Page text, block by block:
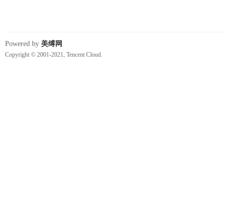
Powered by 美缚网
Copyright © 2001-2021, Tencent Cloud.